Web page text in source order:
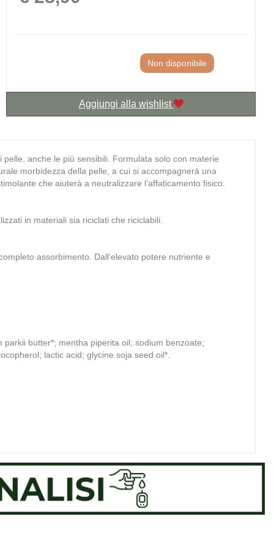
Non disponibile
Aggiungi alla wishlist
anche le più sensibili. Formulata solo con materie
morbidezza della pelle, a cui si accompagnerà una
che aiuterà a neutralizzare l’affaticamento fisico.
in materiali sia riciclati che riciclabili.
assorbimento. Dall’elevato potere nutriente e
butter*; mentha piperita oil; sodium benzoate;
lactic acid; glycine soja seed oil*.